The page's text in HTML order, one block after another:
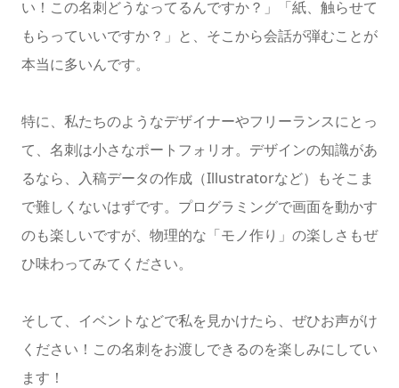
い！この名刺どうなってるんですか？」「紙、触らせて
もらっていいですか？」と、そこから会話が弾むことが
本当に多いんです。
特に、私たちのようなデザイナーやフリーランスにとっ
て、名刺は小さなポートフォリオ。デザインの知識があ
るなら、入稿データの作成（Illustratorなど）もそこま
で難しくないはずです。プログラミングで画面を動かす
のも楽しいですが、物理的な「モノ作り」の楽しさもぜ
ひ味わってみてください。
そして、イベントなどで私を見かけたら、ぜひお声がけ
ください！この名刺をお渡しできるのを楽しみにしてい
ます！